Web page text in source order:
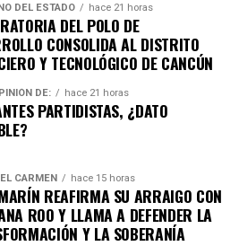
DEL ESTADO hace 21 horas
DEL POLO DE
CONSOLIDA AL DISTRITO
Y TECNOLÓGICO DE CANCÚN
DE: hace 21 horas
PARTIDISTAS, ¿DATO
CARMEN hace 15 horas
REAFIRMA SU ARRAIGO CON
ROO Y LLAMA A DEFENDER LA
Y LA SOBERANÍA